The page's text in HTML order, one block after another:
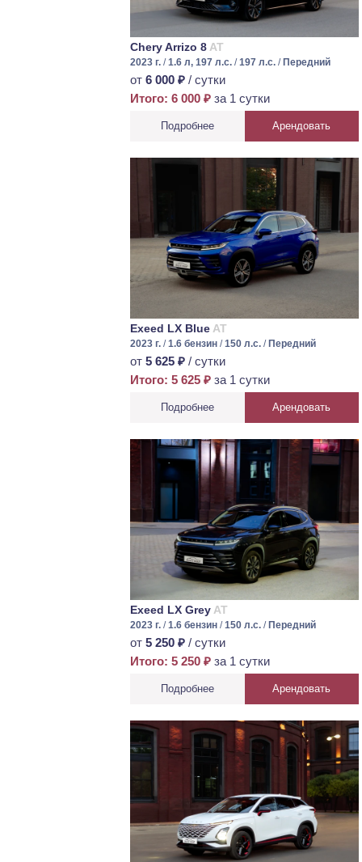
Chery Arrizo 8 AT
2023 г. /1.6 л, 197 л.с. /197 л.с. / Передний
от 6 000 ₽ / сутки
Итого: 6 000 ₽ за 1 сутки
Подробнее Арендовать
Exeed LX Blue AT
2023 г. /1.6 бензин /150 л.с. / Передний
от 5 625 ₽ / сутки
Итого: 5 625 ₽ за 1 сутки
Подробнее Арендовать
Exeed LX Grey AT
2023 г. /1.6 бензин /150 л.с. / Передний
от 5 250 ₽ / сутки
Итого: 5 250 ₽ за 1 сутки
Подробнее Арендовать